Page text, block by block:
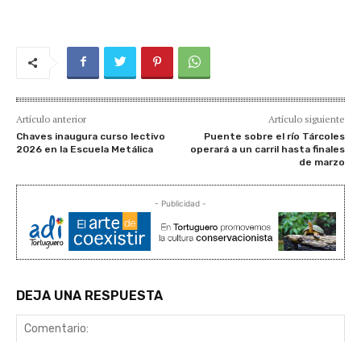
Artículo anterior
Chaves inaugura curso lectivo
2026 en la Escuela Metálica
Artículo siguiente
Puente sobre el río Tárcoles
operará a un carril hasta finales
de marzo
- Publicidad -
DEJA UNA RESPUESTA